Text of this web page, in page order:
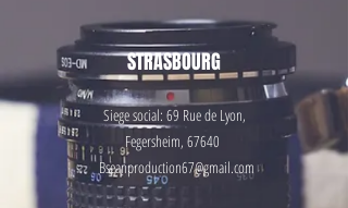
STRASBOURG
Siege social: 69 Rue deLyon,
Fegersheim, 67640
Bseanproduction67@gmail.com